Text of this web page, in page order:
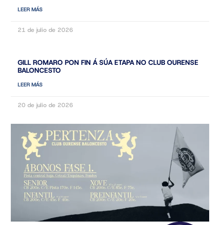
LEER MÁS
21 de julio de 2026
GILL ROMARO PON FIN Á SÚA ETAPA NO CLUB OURENSE
BALONCESTO
LEER MÁS
20 de julio de 2026